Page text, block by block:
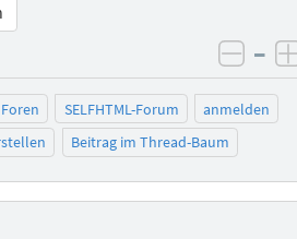
–
SELFHTML-Forum
anmelden
Beitrag im Thread-Baum